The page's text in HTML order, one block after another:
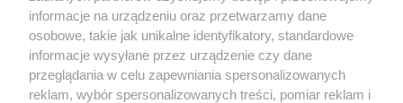
5 / 0
informacje na urządzeniu oraz przetwarzamy dane
osobowe, takie jak unikalne identyfikatory, standardowe
informacje wysyłane przez urządzenie czy dane
przeglądania w celu zapewniania spersonalizowanych
reklam, wybór spersonalizowanych treści, pomiar reklam i